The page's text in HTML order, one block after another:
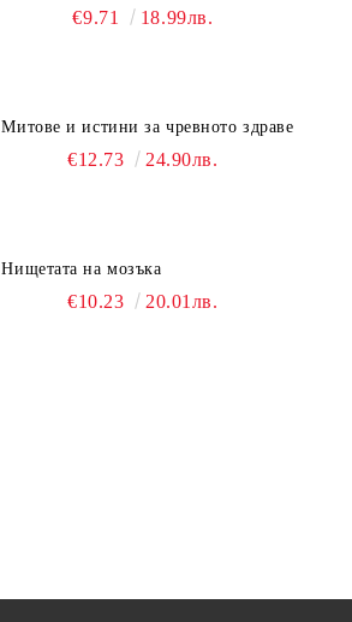
€9.71 18.99лв.
Митове и истини за чревното здраве
€12.73 24.90лв.
Нищетата на мозъка
€10.23 20.01лв.